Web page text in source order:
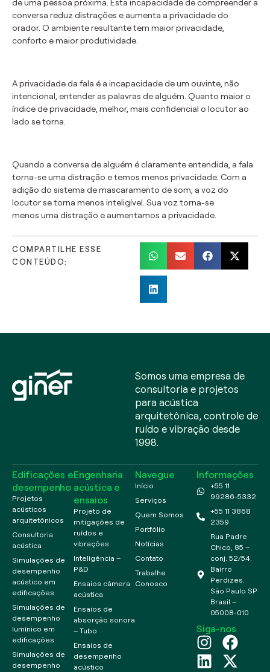
deuma pessoa próxima Esta incapacidade de compreender a
conversa reduz distrações e aumenta a privacidadedo
orador. O ambiente resultantetem maior privacidade,
conforto emaiorprodutividade.
Aprivacidadeda fala é a incapacidadedeum ouvinte, não
intencional, entender as palavras de alguém Quanto maior o
índicede privacidade, melhor, mais confidencial o locutor ao
lado se torna.
Quando a conversa de alguém é claramente entendida , a fala
torna-seuma distração etemos menos privacidade Com a
adição do sistema de mascaramento de som , a voz do
locutorse torna menos inteligível. Sua voz torna-se
menos uma distração e aumentamos a privacidade.
COMPARTILHE ESSE
CONTEÚDO:
Somos uma empresa de
consultoria e projetos
para acústica
arquitetônica, controle de
ruído e vibração desde
1998.
Navegue
Início
Serviços
Quem Somos
Portfólio
Notícias
Contato
Trabalhe
Conosco
Edificações e
desempenho
Projetos
acústicos
arquitetônicos
Consultoria
acústica
Simulações de
desempenho
acústico em
edificações
Simulações de
desempenho
lumínico em
edificações
Simulações de
desempenho
Engenharia
acústica e
ensaios
Projeto de
mitigações de
ruídos e
vibrações
Inteligência –
P&D
Ensaios câmera
acústica
Ensaios de
absorção sonora
– Tubo
Ensaios de
desempenho
acústico
Informações
+55 11
99286-5332
+55 11 3868
2359
Rua Padre
Chico, 85 –
conj. 52/54.
Bairro
Perdizes.
São Paulo SP
Brasil –
05008-010
Siga-nos